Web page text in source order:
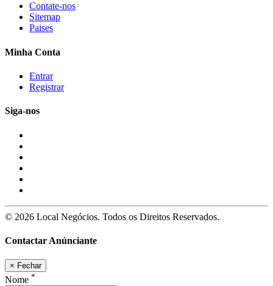
Contate-nos
Sitemap
Paises
Minha Conta
Entrar
Registrar
Siga-nos
© 2026 Local Negócios. Todos os Direitos Reservados.
Contactar Anúnciante
× Fechar
Nome *